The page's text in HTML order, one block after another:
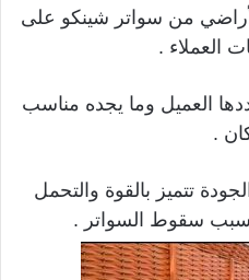
من سواتر شينكو على
العملاء .
العميل وما يجده مناسب
.
تتميز بالقوة والتحمل
تسبب سقوط السواتر .